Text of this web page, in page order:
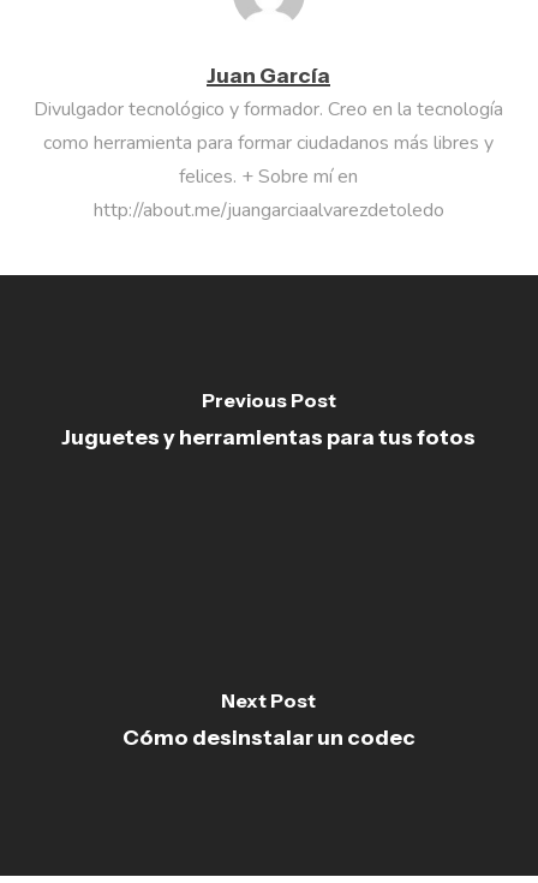
Juan García
Divulgador tecnológico y formador. Creo en la tecnología
como herramienta para formar ciudadanos más libres y
felices. + Sobre mí en
http://about.me/juangarciaalvarezdetoledo
Previous Post
Juguetes y herramientas para tus fotos
Next Post
Cómo desinstalar un codec